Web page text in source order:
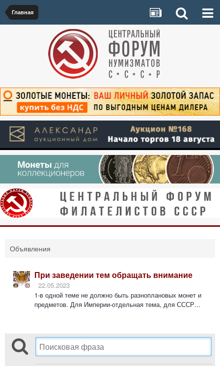
Главная
Объявления
При заведении тем обращать внимание
22.05.2023
1-в одной теме не должно быть разноплановых монет и
предметов. Для Империи-отдельная тема, для СССР...